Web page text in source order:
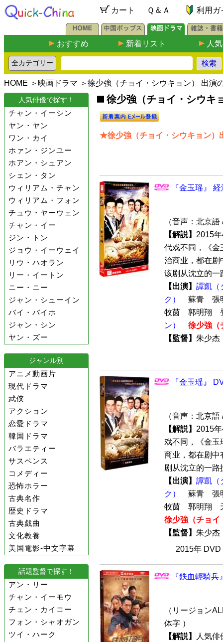
カート Ｑ＆Ａ 利用ガ
おすすめ 新着リスト 人
HOME ＞ 映画ドラマ ＞徐少強（チョイ・シウキョン） 出演
人気俳優で探す！
チャン・イーシン
ヤン・ヤン
ワン・カイ
ホァン・ジンユー
ホアン・シュアン
シェン・タン
ウィリアム・チャン
ウィリアム・フォン
チュウ・ヤーウェン
チャン・イー
ジン・トン
ジョウ・イーウェイ
リウ・ハオラン
リー・イートン
ニー・ニー
ジャン・シューイン
バイ・バイホ
ジャン・シン
ヤン・ズー
ジャンル別
アニメ動画片
現代ドラマ
武侠
アクション
恋愛ドラマ
韓国ドラマ
バラエティー
サスペンス
コメディー
恐怖ホラー
古典名作
歴史ドラマ
古典戯曲
文化教養
美国電影-中文字幕
話題監督で探す！
アン・リー
チャン・イーモウ
チェン・カイコー
フォン・シャオガン
ツイ・ハーク
徐少強（チョイ・シウキ
★徐少強（チョイ・シウキョン）
『金玉瑶』
（音声：北京
【解説】 2015
代戏不同，《金
治商业，都在剧
该剧从沈立的一
【出演】 譚凱（
ク）
蘇青
牧茵 郭明翔
ン）
徐少強（
【監督】 朱少
『金玉瑶』
（音声：北京
【解説】 2015
戏不同，《金玉
商业，都在剧中
剧从沈立的一路
【出演】 譚凱（
ク）
蘇青
牧茵 郭明翔
徐少強（チョイ
【監督】 朱少
2015年
『鉄血輕騎
（リージョン
体字 ）
【解説】
人気